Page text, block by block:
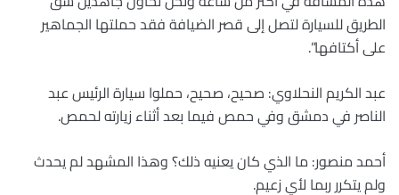
الطريق للسيارة لتصل إلى قصر الضيافة فقد حملتها الجماهير
على أكتافها”.
عبد الكريم النحلاوي: صحيح، صحيح، حملوا سيارة الرئيس عبد
الناصر في دمشق وفي حمص فيما بعد أثناء زيارته لحمص.
أحمد منصور: ما الذي كان يعنيه ذلك؟ وهذا المشهد لم يحدث
ولم يتكرر ربما لأي زعيم.